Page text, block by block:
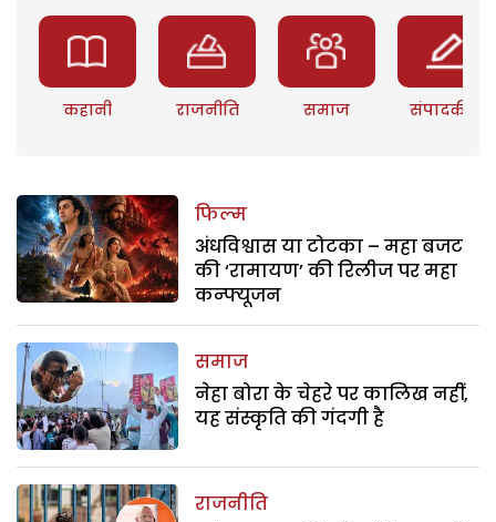
कहानी राजनीति समाज संपादकीय
फिल्म
अंधविश्वास या टोटका – महा बजट
की ‘रामायण’ की रिलीज पर महा
कन्फ्यूजन
समाज
नेहा बोरा के चेहरे पर कालिख नहीं,
यह संस्कृति की गंदगी है
राजनीति